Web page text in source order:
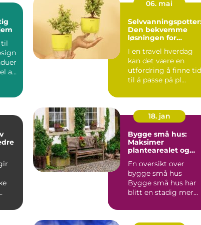
til
av
06. mai
Den bekvemme
løsningen for
I en travel hverdag
kan det være en
utfordring å finne tid
til å passe på pl...
18. jan
Bygge små hus:
Maksimer
plantearealet og
En oversikt over
bygge små hus
Bygge små hus har
blitt en stadig mer
huseiere s...